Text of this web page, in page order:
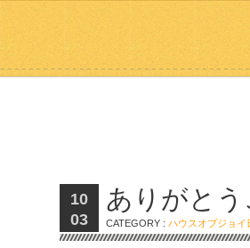
10
03
ありがと
CATEGORY :ハウスオブジョイ